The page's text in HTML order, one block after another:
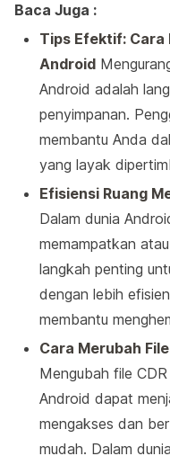
Baca Juga :
Tips Efektif: Cara
Android
Android adalah
penyimpanan.
membantu Anda
yang layak
Efisiensi Ruang
Dalam dunia
memampatkan
langkah penting
dengan lebih
membantu
Cara Merubah
Mengubah file
Android dapat
mengakses dan
mudah. Dalam